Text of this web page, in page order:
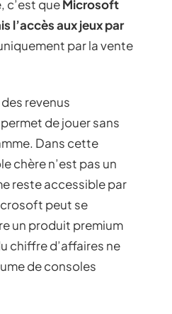
c’est queMicrosoft
l’accès aux jeux par
par la vente
revenus
de jouer sans
Dans cette
chère n’est pas un
reste accessible par
peut se
un produit premium
chiffre d’affaires ne
de consoles